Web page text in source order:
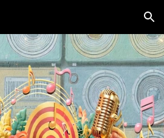
Skip to navigation